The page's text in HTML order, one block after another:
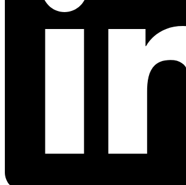
অর্থ পাচারের মহাকাব্য: ১০০ ডলারের…